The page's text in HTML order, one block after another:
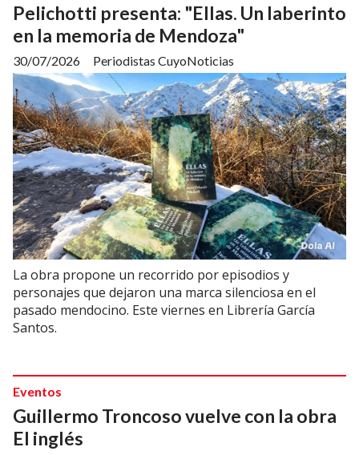
Pelichotti presenta: "Ellas. Un laberinto
en la memoria de Mendoza"
Periodistas CuyoNoticias
30/07/2026
La obra propone un recorrido por episodios y
personajes que dejaron una marca silenciosa en el
pasado mendocino. Este viernes en Librería García
Santos.
Guillermo Troncoso vuelve con la obra
El inglés
Eventos